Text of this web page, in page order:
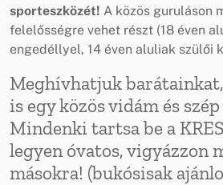
sporteszközét! A közös guruláson
felelősségre vehet részt (18 éven
engedéllyel, 14 éven aluliak szülői
Meghívhatjuk
is egy közös vidám és
Mindenki tartsa be a
legyen óvatos, vigyázzon
másokra! (bukósisak